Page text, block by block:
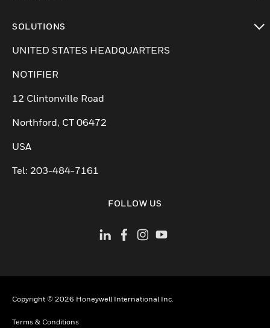
SOLUTIONS
Cambiar vista
UNITED STATES HEADQUARTERS
NOTIFIER
12 Clintonville Road
Northford, CT 06472
USA
Tel: 203-484-7161
FOLLOW US
Copyright © 2026 Honeywell International Inc.
Terms & Conditions